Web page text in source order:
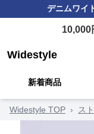
デニムワイ
10,000
Widestyle
新着商品
Widestyle TOP › ス